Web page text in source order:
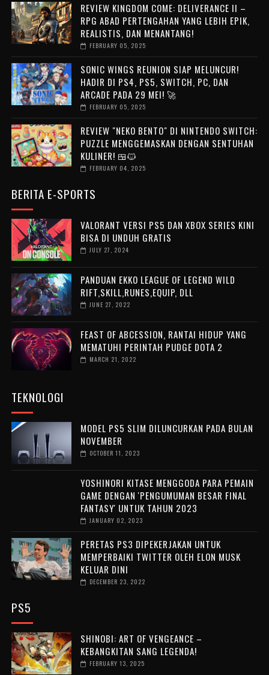
REVIEW KINGDOM COME: DELIVERANCE II –
RPG ABAD PERTENGAHAN YANG LEBIH EPIK,
REALISTIS, DAN MENANTANG!
FEBRUARY 05, 2025
SONIC WINGS REUNION SIAP MELUNCUR!
HADIR DI PS4, PS5, SWITCH, PC, DAN
ARCADE PADA 29 MEI! 🚀
FEBRUARY 05, 2025
REVIEW "NEKO BENTO" DI NINTENDO SWITCH:
PUZZLE MENGGEMASKAN DENGAN SENTUHAN
KULINER! 🍱🐱
FEBRUARY 04, 2025
BERITA E-SPORTS
VALORANT VERSI PS5 DAN XBOX SERIES KINI
BISA DI UNDUH GRATIS
JULY 27, 2024
PANDUAN EKKO LEAGUE OF LEGEND WILD
RIFT,SKILL,RUNES,EQUIP, DLL
JUNE 27, 2022
FEAST OF ABCESSION, RANTAI HIDUP YANG
MEMATUHI PERINTAH PUDGE DOTA 2
MARCH 21, 2022
TEKNOLOGI
MODEL PS5 SLIM DILUNCURKAN PADA BULAN
NOVEMBER
OCTOBER 11, 2023
YOSHINORI KITASE MENGGODA PARA PEMAIN
GAME DENGAN 'PENGUMUMAN BESAR FINAL
FANTASY' UNTUK TAHUN 2023
JANUARY 02, 2023
PERETAS PS3 DIPEKERJAKAN UNTUK
MEMPERBAIKI TWITTER OLEH ELON MUSK
KELUAR DINI
DECEMBER 23, 2022
PS5
SHINOBI: ART OF VENGEANCE –
KEBANGKITAN SANG LEGENDA!
FEBRUARY 13, 2025